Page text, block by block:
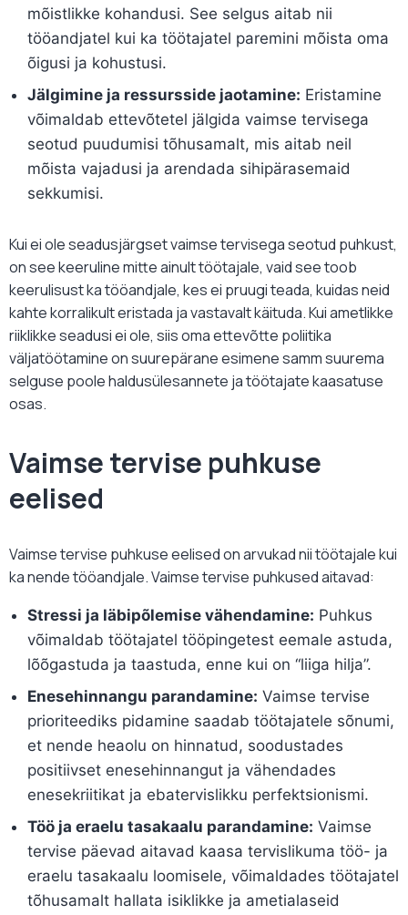
mõistlikke kohandusi. See selgus aitab nii
tööandjatel kui ka töötajatel paremini mõista oma
õigusi ja kohustusi.
Jälgimine ja ressursside jaotamine: Eristamine
võimaldab ettevõtetel jälgida vaimse tervisega
seotud puudumisi tõhusamalt, mis aitab neil
mõista vajadusi ja arendada sihipärasemaid
sekkumisi.
Kui ei ole seadusjärgset vaimse tervisega seotud puhkust,
on see keeruline mitte ainult töötajale, vaid see toob
keerulisust ka tööandjale, kes ei pruugi teada, kuidas neid
kahte korralikult eristada ja vastavalt käituda. Kui ametlikke
riiklikke seadusi ei ole, siis oma ettevõtte poliitika
väljatöötamine on suurepärane esimene samm suurema
selguse poole haldusülesannete ja töötajate kaasatuse
osas.
Vaimse tervise puhkuse
eelised
Vaimse tervise puhkuse eelised on arvukad nii töötajale kui
ka nende tööandjale. Vaimse tervise puhkused aitavad:
Stressi ja läbipõlemise vähendamine: Puhkus
võimaldab töötajatel tööpingetest eemale astuda,
lõõgastuda ja taastuda, enne kui on “liiga hilja”.
Enesehinnangu parandamine: Vaimse tervise
prioriteediks pidamine saadab töötajatele sõnumi,
et nende heaolu on hinnatud, soodustades
positiivset enesehinnangut ja vähendades
enesekriitikat ja ebatervislikku perfektsionismi.
Töö ja eraelu tasakaalu parandamine: Vaimse
tervise päevad aitavad kaasa tervislikuma töö- ja
eraelu tasakaalu loomisele, võimaldades töötajatel
tõhusamalt hallata isiklikke ja ametialaseid